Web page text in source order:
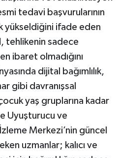
tedavi başvurularının
yükseldiğini ifade eden
tehlikenin sadece
ibaret olmadığını
dijital bağımlılık,
gibi davranışsal
yaş gruplarına kadar
Uyuşturucu ve
Merkezi’nin güncel
uzmanlar; kalıcı ve